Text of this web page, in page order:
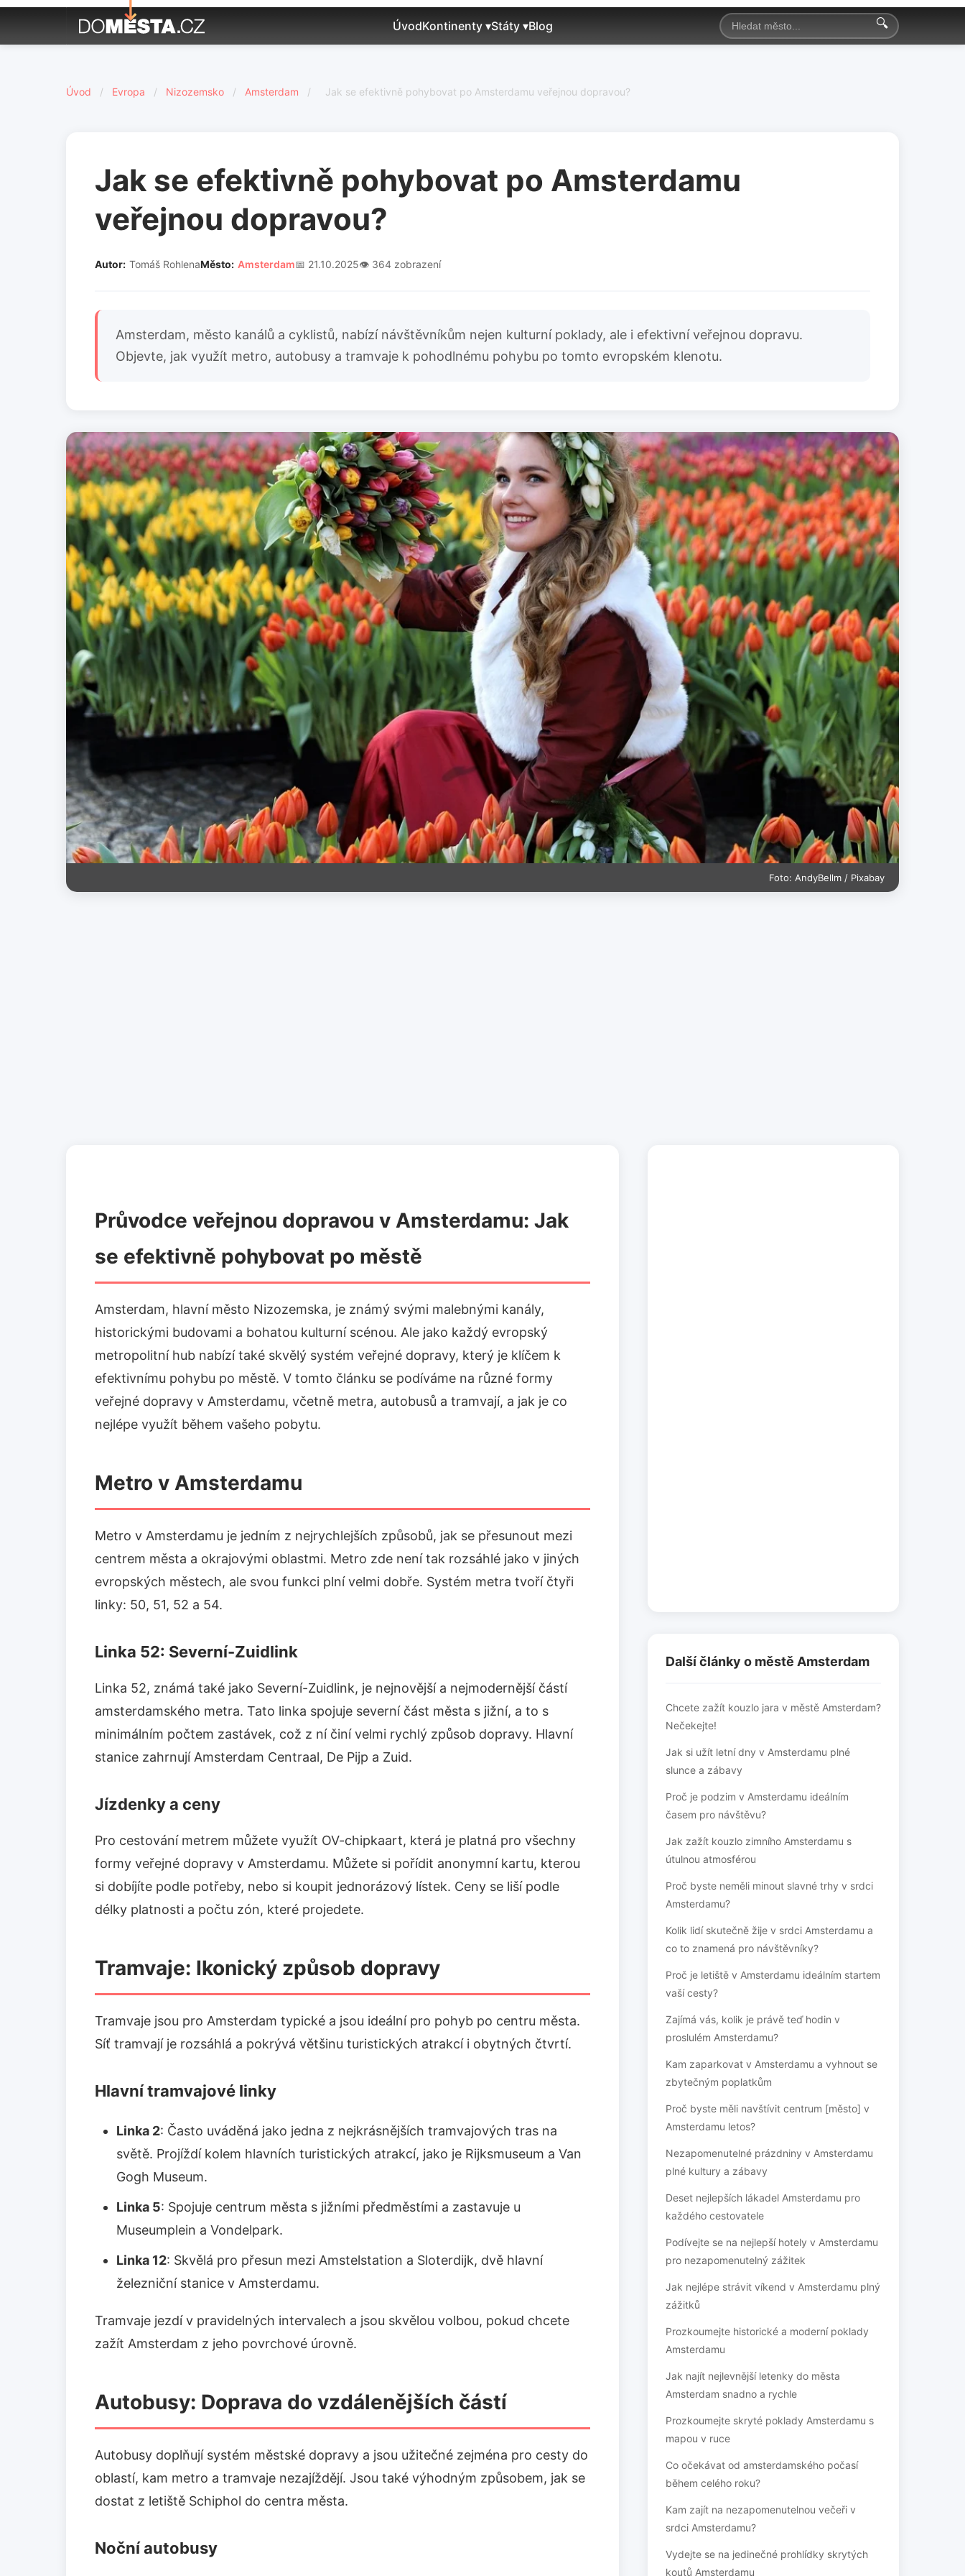
ÚvodKontinenty ▾Státy ▾Blog 🔍
Úvod / Evropa / Nizozemsko / Amsterdam / Jak se efektivně pohybovat po Amsterdamu veřejnou dopravou?
Jak se efektivně pohybovat po Amsterdamu
veřejnou dopravou?
Autor: Tomáš RohlenaMěsto: Amsterdam📅 21.10.2025👁️ 364 zobrazení
Amsterdam, město kanálů a cyklistů, nabízí návštěvníkům nejen kulturní poklady, ale i efektivní veřejnou dopravu.
Objevte, jak využít metro, autobusy a tramvaje k pohodlnému pohybu po tomto evropském klenotu.
Foto: AndyBellm / Pixabay
Průvodce veřejnou dopravou v Amsterdamu: Jak
se efektivně pohybovat po městě
Amsterdam, hlavní město Nizozemska, je známý svými malebnými kanály,
historickými budovami a bohatou kulturní scénou. Ale jako každý evropský
metropolitní hub nabízí také skvělý systém veřejné dopravy, který je klíčem k
efektivnímu pohybu po městě. V tomto článku se podíváme na různé formy
veřejné dopravy v Amsterdamu, včetně metra, autobusů a tramvají, a jak je co
nejlépe využít během vašeho pobytu.
Metro v Amsterdamu
Metro v Amsterdamu je jedním z nejrychlejších způsobů, jak se přesunout mezi
centrem města a okrajovými oblastmi. Metro zde není tak rozsáhlé jako v jiných
evropských městech, ale svou funkci plní velmi dobře. Systém metra tvoří čtyři
linky: 50, 51, 52 a 54.
Linka 52: Severní-Zuidlink
Linka 52, známá také jako Severní-Zuidlink, je nejnovější a nejmodernější částí
amsterdamského metra. Tato linka spojuje severní část města s jižní, a to s
minimálním počtem zastávek, což z ní činí velmi rychlý způsob dopravy. Hlavní
stanice zahrnují Amsterdam Centraal, De Pijp a Zuid.
Jízdenky a ceny
Pro cestování metrem můžete využít OV-chipkaart, která je platná pro všechny
formy veřejné dopravy v Amsterdamu. Můžete si pořídit anonymní kartu, kterou
si dobíjíte podle potřeby, nebo si koupit jednorázový lístek. Ceny se liší podle
délky platnosti a počtu zón, které projedete.
Tramvaje: Ikonický způsob dopravy
Tramvaje jsou pro Amsterdam typické a jsou ideální pro pohyb po centru města.
Síť tramvají je rozsáhlá a pokrývá většinu turistických atrakcí i obytných čtvrtí.
Hlavní tramvajové linky
Linka 2: Často uváděná jako jedna z nejkrásnějších tramvajových tras na
světě. Projíždí kolem hlavních turistických atrakcí, jako je Rijksmuseum a Van
Gogh Museum.
Linka 5: Spojuje centrum města s jižními předměstími a zastavuje u
Museumplein a Vondelpark.
Linka 12: Skvělá pro přesun mezi Amstelstation a Sloterdijk, dvě hlavní
železniční stanice v Amsterdamu.
Tramvaje jezdí v pravidelných intervalech a jsou skvělou volbou, pokud chcete
zažít Amsterdam z jeho povrchové úrovně.
Autobusy: Doprava do vzdálenějších částí
Autobusy doplňují systém městské dopravy a jsou užitečné zejména pro cesty do
oblastí, kam metro a tramvaje nezajíždějí. Jsou také výhodným způsobem, jak se
dostat z letiště Schiphol do centra města.
Noční autobusy
Další články o městě Amsterdam
Chcete zažít kouzlo jara v městě Amsterdam?
Nečekejte!
Jak si užít letní dny v Amsterdamu plné
slunce a zábavy
Proč je podzim v Amsterdamu ideálním
časem pro návštěvu?
Jak zažít kouzlo zimního Amsterdamu s
útulnou atmosférou
Proč byste neměli minout slavné trhy v srdci
Amsterdamu?
Kolik lidí skutečně žije v srdci Amsterdamu a
co to znamená pro návštěvníky?
Proč je letiště v Amsterdamu ideálním startem
vaší cesty?
Zajímá vás, kolik je právě teď hodin v
proslulém Amsterdamu?
Kam zaparkovat v Amsterdamu a vyhnout se
zbytečným poplatkům
Proč byste měli navštívit centrum [město] v
Amsterdamu letos?
Nezapomenutelné prázdniny v Amsterdamu
plné kultury a zábavy
Deset nejlepších lákadel Amsterdamu pro
každého cestovatele
Podívejte se na nejlepší hotely v Amsterdamu
pro nezapomenutelný zážitek
Jak nejlépe strávit víkend v Amsterdamu plný
zážitků
Prozkoumejte historické a moderní poklady
Amsterdamu
Jak najít nejlevnější letenky do města
Amsterdam snadno a rychle
Prozkoumejte skryté poklady Amsterdamu s
mapou v ruce
Co očekávat od amsterdamského počasí
během celého roku?
Kam zajít na nezapomenutelnou večeři v
srdci Amsterdamu?
Vydejte se na jedinečné prohlídky skrytých
koutů Amsterdamu